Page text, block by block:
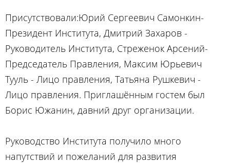
Присутствовали:Юрий Сергеевич Самонкин-
Президент Института, Дмитрий Захаров -
Руководитель Института, Стреженок Арсений-
Председатель Правления, Максим Юрьевич
Тууль - Лицо правления, Татьяна Рушкевич -
Лицо правления. Приглашённым гостем был
Борис Южанин, давний друг организации.
Руководство Института получило много
напутствий и пожеланий для развития